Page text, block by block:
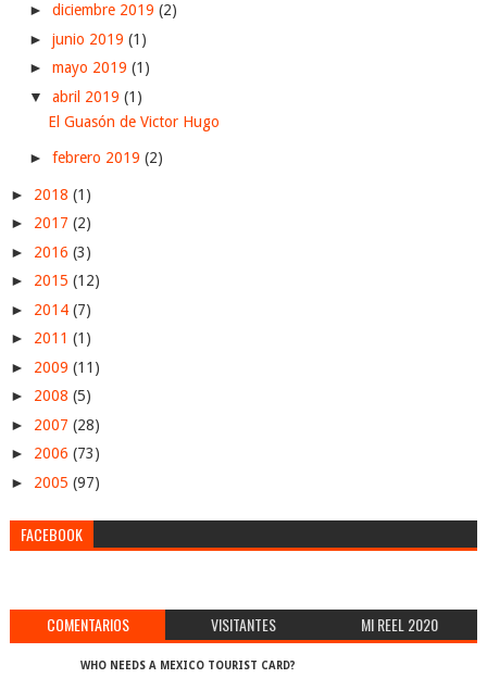
► diciembre 2019 (2)
► junio 2019 (1)
► mayo 2019 (1)
▼ abril 2019 (1)
El Guasón de Victor Hugo
► febrero 2019 (2)
► 2018 (1)
► 2017 (2)
► 2016 (3)
► 2015 (12)
► 2014 (7)
► 2011 (1)
► 2009 (11)
► 2008 (5)
► 2007 (28)
► 2006 (73)
► 2005 (97)
FACEBOOK
COMENTARIOS VISITANTES MI REEL 2020
WHO NEEDS A MEXICO TOURIST CARD?